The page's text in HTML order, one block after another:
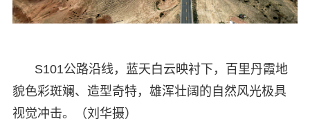
S101公路沿线，蓝天白云映衬下，百里丹霞地
貌色彩斑斓、造型奇特，雄浑壮阔的自然风光极具
视觉冲击。（刘华摄）